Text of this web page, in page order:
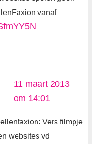
vanaf
11 maart 2013
om 14:01
Vers filmpje
websites vd